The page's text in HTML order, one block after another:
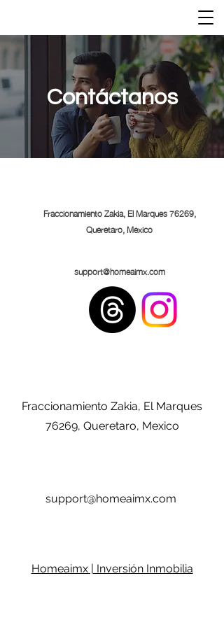
Contáctanos
Fraccionamiento Zakia, El Marques76269,
Queretaro, Mexico
support@homeaimx.com
Fraccionamiento Zakia, El Marques
76269, Queretaro, Mexico
support@homeaimx.com
Homeaimx | Inversión Inmobilia